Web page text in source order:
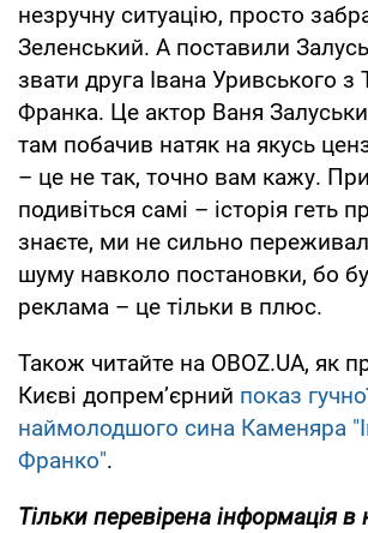
незручну ситуацію, просто
Зеленський. А поставили
звати друга Івана Уривського з
Франка. Це актор Ваня
там побачив натяк на якусь
– це не так, точно вам кажу.
подивіться самі – історія геть
знаєте, ми не сильно
шуму навколо постановки, бо
реклама – це тільки в плюс.
Також читайте на OBOZ.UA, як
Києві допрем’єрний показ
наймолодшого сина Каменяра
Франко".
Тільки перевірена інформація в